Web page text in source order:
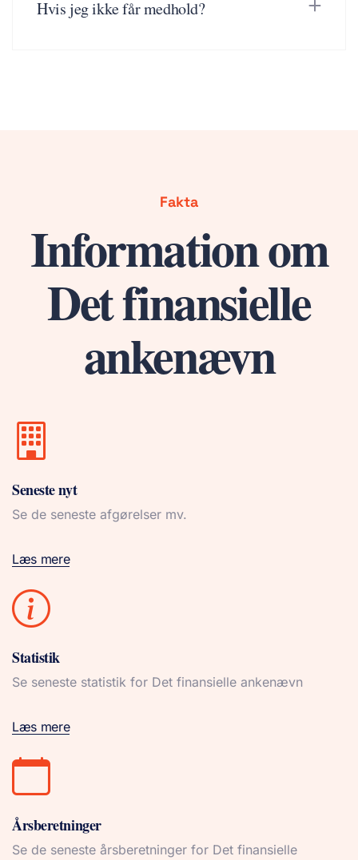
Hvis jeg ikke får medhold?
Fakta
Information om
Det finansielle
ankenævn
Seneste nyt
Se de seneste afgørelser mv.
Læs mere
Statistik
Se seneste statistik for Det finansielle ankenævn
Læs mere
Årsberetninger
Se de seneste årsberetninger for Det finansielle